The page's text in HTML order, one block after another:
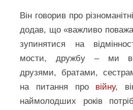
Він говорив про
додав, що «важливо
зупинятися на
мости, дружбу – ми
друзями, братами,
на питання про війну,
наймолодших років